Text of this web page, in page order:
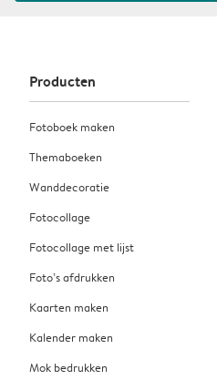
Producten
Fotoboek maken
Themaboeken
Wanddecoratie
Fotocollage
Fotocollage met lijst
Foto’s afdrukken
Kaarten maken
Kalender maken
Mok bedrukken